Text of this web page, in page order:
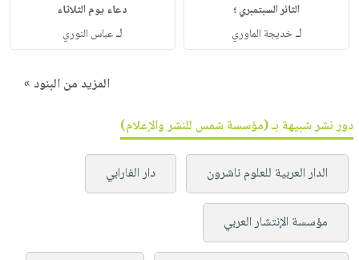
الثائر السبتمبري ؛
لـخديجة الماوري
دعاء يوم الثلاثاء
لـعباس النوري
المزيد من البنود »
دور نشر شبيهة بـ (مؤسسة شمس للنشر والإعلام)
الدار العربية للعلوم ناشرون دار الفارابي
مؤسسة الإنتشار العربي